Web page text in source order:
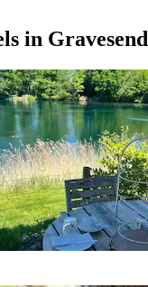
in Gravesend